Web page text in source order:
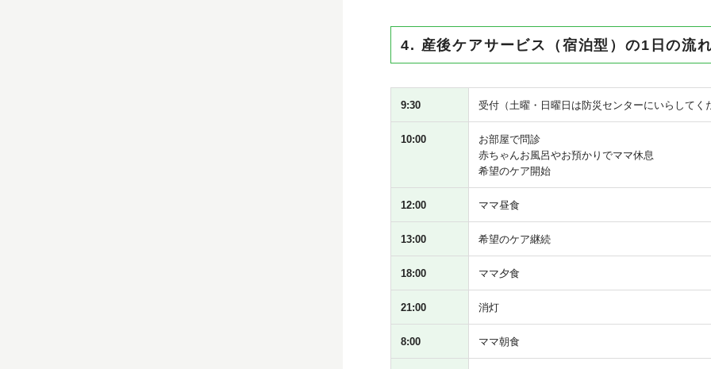
4. 産後ケアサービス（宿泊型）の1日の流
9:30 受付（土曜・日曜日は防災センターにいらしてく
10:00
お部屋で問診
赤ちゃんお風呂やお預かりでママ休息
希望のケア開始
12:00 ママ昼食
13:00 希望のケア継続
18:00 ママ夕食
21:00 消灯
8:00 ママ朝食